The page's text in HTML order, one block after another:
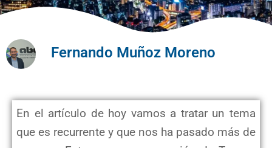
Fernando Muñoz Moreno
En el artículo de hoy vamos a tratar un tema
que es recurrente y que nos ha pasado más de